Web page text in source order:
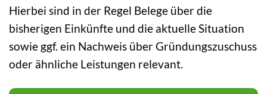
Hierbei sind in der Regel Belege über die
bisherigen Einkünfte und die aktuelle Situation
sowie ggf. ein Nachweis über Gründungszuschuss
oder ähnliche Leistungen relevant.